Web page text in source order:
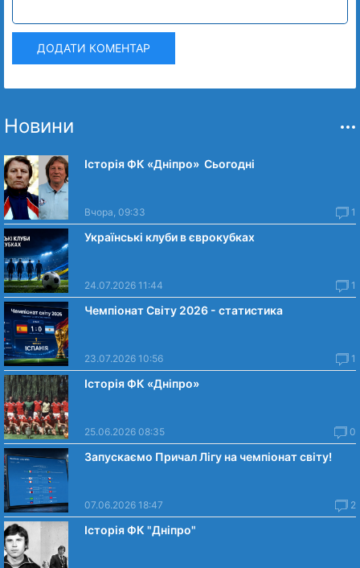
ДОДАТИ КОМЕНТАР
Новини
Історія ФК «Дніпро» Сьогодні
Вчора, 09:33 1
Українські клуби в єврокубках
24.07.2026 11:44 1
Чемпіонат Світу 2026 - статистика
23.07.2026 10:56 1
Історія ФК «Дніпро»
25.06.2026 08:35 0
Запускаємо Причал Лігу на чемпіонат світу!
07.06.2026 18:47 2
Історія ФК "Дніпро"